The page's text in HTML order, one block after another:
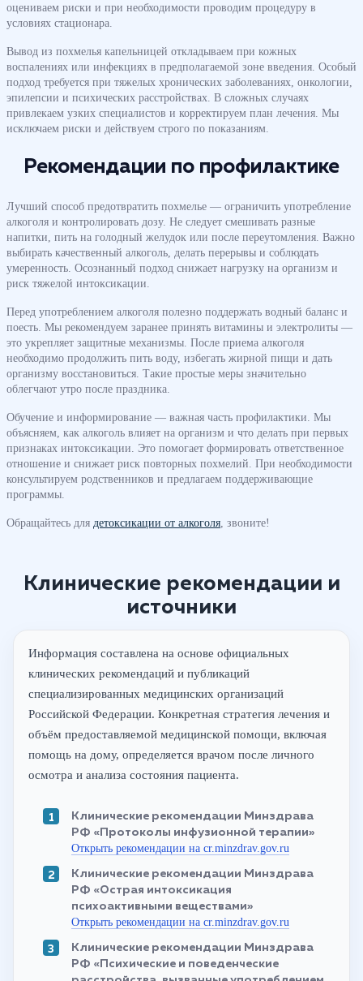
оцениваем риски и при необходимости проводим процедуру в
условиях стационара.
Вывод из похмелья капельницей откладываем при кожных
воспалениях или инфекциях в предполагаемой зоне введения. Особый
подход требуется при тяжелых хронических заболеваниях, онкологии,
эпилепсии и психических расстройствах. В сложных случаях
привлекаем узких специалистов и корректируем план лечения. Мы
исключаем риски и действуем строго по показаниям.
Рекомендации по профилактике
Лучший способ предотвратить похмелье — ограничить употребление
алкоголя и контролировать дозу. Не следует смешивать разные
напитки, пить на голодный желудок или после переутомления. Важно
выбирать качественный алкоголь, делать перерывы и соблюдать
умеренность. Осознанный подход снижает нагрузку на организм и
риск тяжелой интоксикации.
Перед употреблением алкоголя полезно поддержать водный баланс и
поесть. Мы рекомендуем заранее принять витамины и электролиты —
это укрепляет защитные механизмы. После приема алкоголя
необходимо продолжить пить воду, избегать жирной пищи и дать
организму восстановиться. Такие простые меры значительно
облегчают утро после праздника.
Обучение и информирование — важная часть профилактики. Мы
объясняем, как алкоголь влияет на организм и что делать при первых
признаках интоксикации. Это помогает формировать ответственное
отношение и снижает риск повторных похмелий. При необходимости
консультируем родственников и предлагаем поддерживающие
программы.
Обращайтесь для детоксикации от алкоголя , звоните!
Клинические рекомендации и
источники
Информация составлена на основе официальных
клинических рекомендаций и публикаций
специализированных медицинских организаций
Российской Федерации. Конкретная стратегия лечения и
объём предоставляемой медицинской помощи, включая
помощь на дому, определяется врачом после личного
осмотра и анализа состояния пациента.
Клинические рекомендации Минздрава
РФ «Протоколы инфузионной терапии»
Открыть рекомендации на cr.minzdrav.gov.ru
Клинические рекомендации Минздрава
РФ «Острая интоксикация
психоактивными веществами»
Открыть рекомендации на cr.minzdrav.gov.ru
Клинические рекомендации Минздрава
РФ «Психические и поведенческие